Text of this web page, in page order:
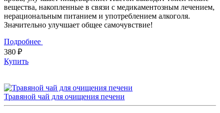
вещества, накопленные в связи с медикаментозным лечением,
нерациональным питанием и употреблением алкоголя.
Значительно улучшает общее самочувствие!
Подробнее
380 ₽
Купить
Травяной чай для очищения печени